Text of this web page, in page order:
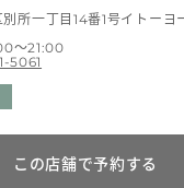
所一丁目14番1号イトーヨ
～21:00
5061
この店舗で予約する